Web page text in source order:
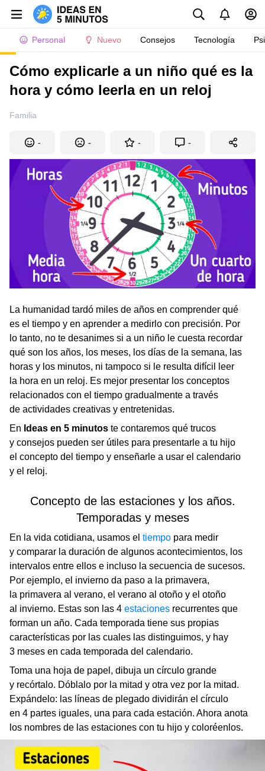
Personal Nuevo Consejos Tecnología
Cómo explicarle a un niño qué es la
hora y cómo leerla en un reloj
Familia
- - - -
La humanidad tardó miles de años en comprender qué
es el tiempo y en aprender a medirlo con precisión. Por
lo tanto, no te desanimes si a un niño le cuesta recordar
qué son los años, los meses, los días de la semana, las
horas y los minutos, ni tampoco si le resulta difícil leer
la hora en un reloj. Es mejor presentar los conceptos
relacionados con el tiempo gradualmente a través
de actividades creativas y entretenidas.
En Ideas en 5 minutos te contaremos qué trucos
y consejos pueden ser útiles para presentarle a tu hijo
el concepto del tiempo y enseñarle a usar el calendario
y el reloj.
Concepto de las estaciones y los años.
Temporadas y meses
En la vida cotidiana, usamos el tiempo para medir
y comparar la duración de algunos acontecimientos, los
intervalos entre ellos e incluso la secuencia de sucesos.
Por ejemplo, el invierno da paso a la primavera,
la primavera al verano, el verano al otoño y el otoño
al invierno. Estas son las 4 estaciones recurrentes que
forman un año. Cada temporada tiene sus propias
características por las cuales las distinguimos, y hay
3 meses en cada temporada del calendario.
Toma una hoja de papel, dibuja un círculo grande
y recórtalo. Dóblalo por la mitad y otra vez por la mitad.
Expándelo: las líneas de plegado dividirán el círculo
en 4 partes iguales, una para cada estación. Ahora anota
los nombres de las estaciones con tu hijo y coloréenlos.